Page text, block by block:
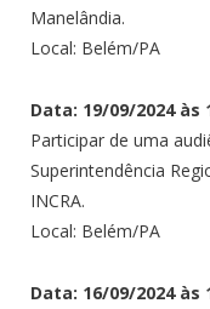
Manelândia.
Local: Belém/PA
Data: 19/09/2024 às
Participar de uma
Superintendência
INCRA.
Local: Belém/PA
Data: 16/09/2024 às